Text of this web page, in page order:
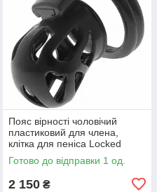
Пояс вірності чоловічий
пластиковий для члена,
клітка для пеніса Locked
Silent Keep 7,5 см
Готово до відправки 1 од.
2 150 ₴